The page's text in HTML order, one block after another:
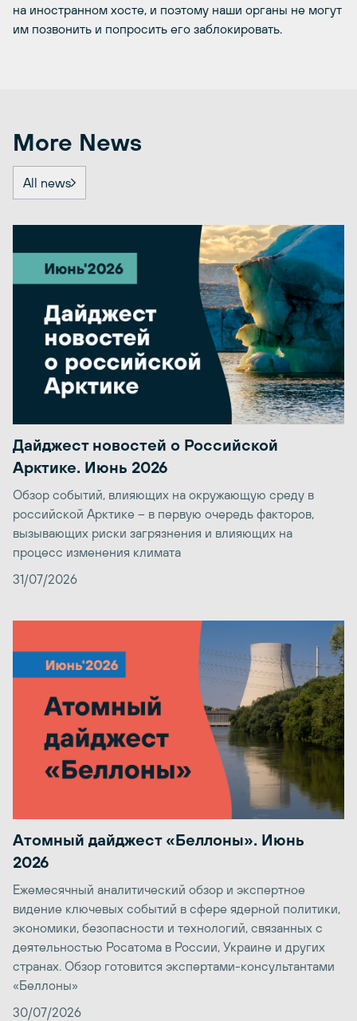
на иностранном хосте, и поэтому наши органы не могут
им позвонить и попросить его заблокировать.
More News
All news
Дайджест новостей о Российской
Арктике. Июнь 2026
Обзор событий, влияющих на окружающую среду в
российской Арктике – в первую очередь факторов,
вызывающих риски загрязнения и влияющих на
процесс изменения климата
31/07/2026
Атомный дайджест «Беллоны». Июнь
2026
Ежемесячный аналитический обзор и экспертное
видение ключевых событий в сфере ядерной политики,
экономики, безопасности и технологий, связанных с
деятельностью Росатома в России, Украине и других
странах. Обзор готовится экспертами-консультантами
«Беллоны»
30/07/2026